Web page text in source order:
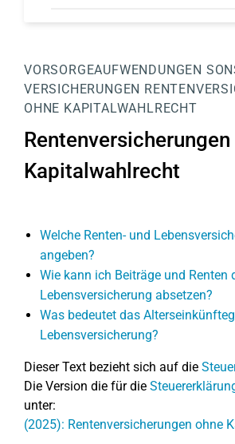
VORSORGEAUFWENDUNGEN
VERSICHERUNGEN
OHNE KAPITALWAHLRECHT
Rentenversicherungen
Kapitalwahlrecht
Welche Renten- und
angeben?
Wie kann ich Beiträge und Renten
Lebensversicherung absetzen?
Was bedeutet das
Lebensversicherung?
Dieser Text bezieht sich auf die
Die Version die für die
unter:
(2025): Rentenversicherungen ohne